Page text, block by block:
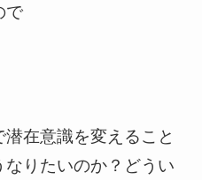
で
在意識を変えること
りたいのか？どうい